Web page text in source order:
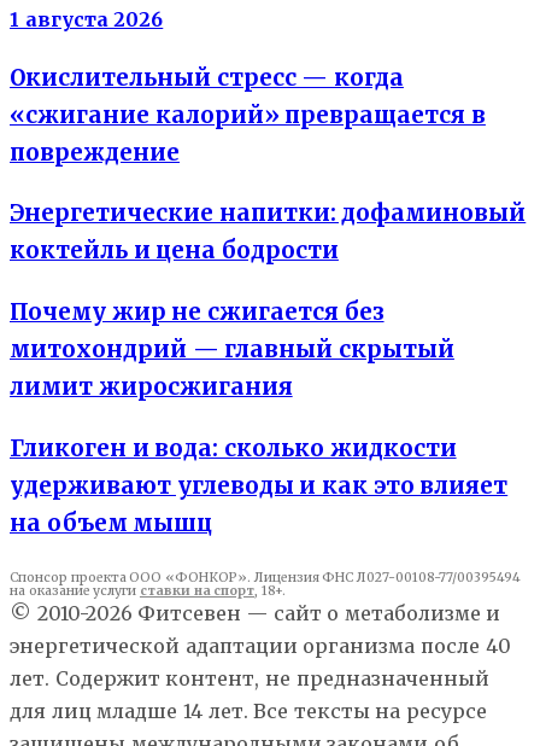
1 августа 2026
Окислительный стресс — когда
«сжигание калорий» превращается в
повреждение
Энергетические напитки: дофаминовый
коктейль и цена бодрости
Почему жир не сжигается без
митохондрий — главный скрытый
лимит жиросжигания
Гликоген и вода: сколько жидкости
удерживают углеводы и как это влияет
на объем мышц
Спонсор проекта ООО «ФОНКОР». Лицензия ФНС Л027-00108-77/00395494
на оказание услуги ставки на спорт , 18+.
© 2010-2026 Фитсевен — сайт о метаболизме и
энергетической адаптации организма после 40
лет. Содержит контент, не предназначенный
для лиц младше 14 лет. Все тексты на ресурсе